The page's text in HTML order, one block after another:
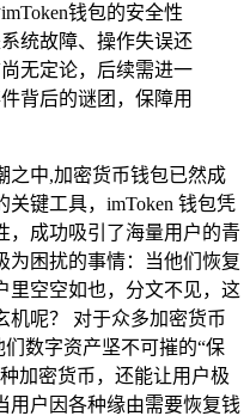
钱包的安全性
统故障、操作失误还
无定论，后续需进一
背后的谜团，保障用
之中,加密货币钱包已然成
键工具，imToken 钱包凭
，成功吸引了海量用户的青
为困扰的事情：当他们恢复
里空空如也，分文不见，这
机呢？ 对于众多加密货币
数字资产坚不可摧的“保
加密货币，还能让用户极
用户因各种缘由需要恢复钱